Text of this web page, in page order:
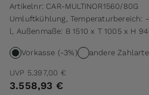
Artikelnr: CAR-MULTINOR1560/80G
Umluftkühlung, Temperaturbereich:
l, Außenmaße: B 1510 x T 1005 x H
Vorkasse (-3%) andere
UVP 5.397,00 €
3.558,93 €